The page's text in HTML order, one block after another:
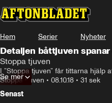
Hem Serier Nyheter
Detaljen båttjuven
Stoppa tjuven
I ”Stoppa tjuven” får tittarna hjälp
Stoppa tjuven • 08.10.18 • 31 sek
Se mer
Senast